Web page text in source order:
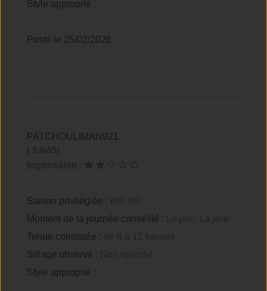
Style approprié :
Posté le 25/02/2026
PATCHOULIMAN921
( 9 AVIS)
Impression :
Saison privilégiée : été, été
Moment de la journée conseillé :
Le jour, Le jour
Tenue constatée : de 6 à 12 heures
Sillage observé : Non spécifié
Style approprié :